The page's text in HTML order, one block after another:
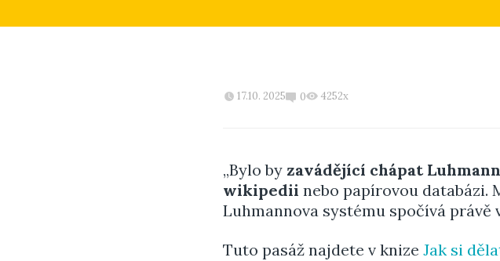
17.10. 2025 0 4252x
„Bylo by zavádějící chápat
wikipedii nebo papírovou databázi.
Luhmannova systému spočívá právě
Tuto pasáž najdete v knize Jak si